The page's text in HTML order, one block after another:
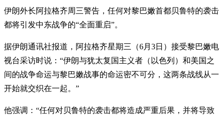
伊朗外长阿拉格齐周三警告，任何对黎巴嫩首都贝鲁特的袭击
都将引发中东战争的“全面重启”。
据伊朗通讯社报道，阿拉格齐星期三（6月3日）接受黎巴嫩电
视台采访时说：“伊朗与犹太复国主义者（以色列）和美国之
间的战争命运与黎巴嫩战事的命运密不可分，这两条战线从一
开始就交织在一起。”
他强调：“任何对贝鲁特的袭击都将造成严重后果，并将导致